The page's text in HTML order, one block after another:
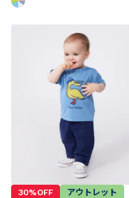
30%OFF アウトレット